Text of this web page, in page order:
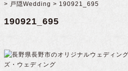
> 戸隠Wedding > 190921_695
190921_695